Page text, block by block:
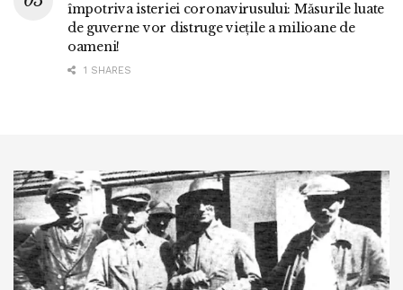
împotriva isteriei coronavirusului: Măsurile luate
de guverne vor distruge viețile a milioane de
oameni!
1 SHARES